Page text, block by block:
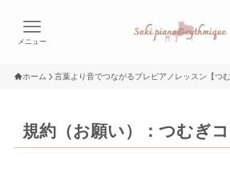
メニュー
ホーム 言葉より音でつながるプレピアノレッスン【つ
規約（お願い）：つむぎ